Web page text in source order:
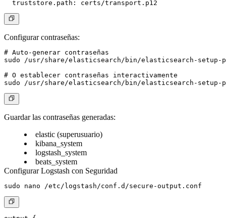
Configurar contraseñas:
# Auto-generar contraseñas
sudo /usr/share/elasticsearch/bin/elasticsearch-setup-
# O establecer contraseñas interactivamente
Guardar las contraseñas generadas:
elastic (superusuario)
kibana_system
logstash_system
beats_system
Configurar Logstash con Seguridad